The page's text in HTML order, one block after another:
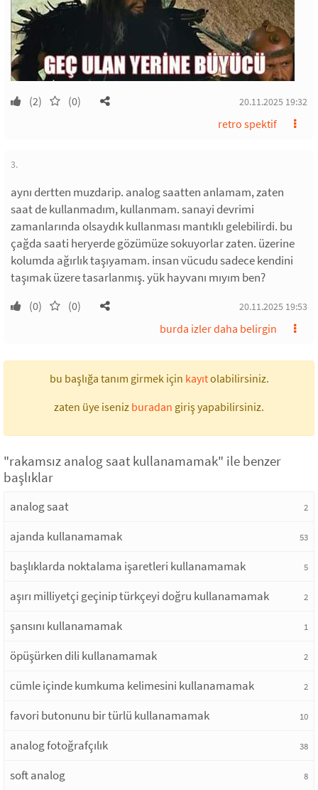
(2) (0) 20.11.2025 19:32
retro spektif
3.
aynı dertten muzdarip. analog saatten anlamam, zaten
saat de kullanmadım, kullanmam. sanayi devrimi
zamanlarında olsaydık kullanması mantıklı gelebilirdi. bu
çağda saati heryerde gözümüze sokuyorlar zaten. üzerine
kolumda ağırlık taşıyamam. insan vücudu sadece kendini
taşımak üzere tasarlanmış. yük hayvanı mıyım ben?
(0) (0) 20.11.2025 19:53
burda izler daha belirgin
bu başlığa tanım girmek için kayıtolabilirsiniz.
zaten üye iseniz buradan giriş yapabilirsiniz.
"rakamsız analog saat kullanamamak" ile benzer
başlıklar
analog saat 2
ajanda kullanamamak 53
başlıklarda noktalama işaretleri kullanamamak 5
aşırı milliyetçi geçinip türkçeyi doğru kullanamamak 2
şansını kullanamamak 1
öpüşürken dili kullanamamak 2
cümle içinde kumkuma kelimesini kullanamamak 2
favori butonunu bir türlü kullanamamak 10
analog fotoğrafçılık 38
soft analog 8